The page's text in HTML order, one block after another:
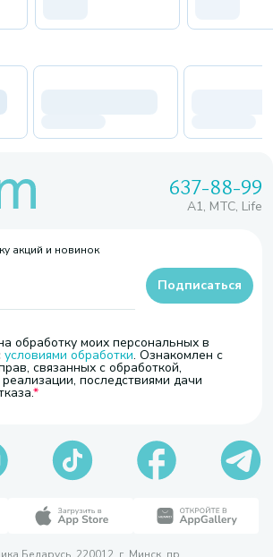
637-88-99
A1, МТС, Life
акций и новинок
обработку моих персональных в
условиями обработки. Ознакомлен с
связанных с обработкой,
последствиями дачи
Подписаться